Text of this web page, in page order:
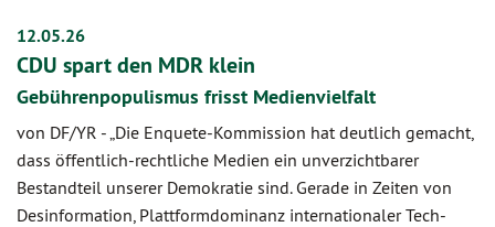
12.05.26
CDU spart den MDR klein
Gebührenpopulismus frisst Medienvielfalt
von DF/YR -„Die Enquete-Kommission hat deutlich gemacht,
dass öffentlich-rechtliche Medien ein unverzichtbarer
Bestandteil unserer Demokratie sind. Gerade in Zeiten von
Desinformation, Plattformdominanz internationaler Tech-